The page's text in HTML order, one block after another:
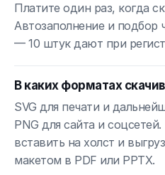
Платите один раз, когда
Автозаполнение и подбор
— 10 штук дают при
В каких форматах
SVG для печати и
PNG для сайта и
вставить на холст и
макетом в PDF или PPTX.